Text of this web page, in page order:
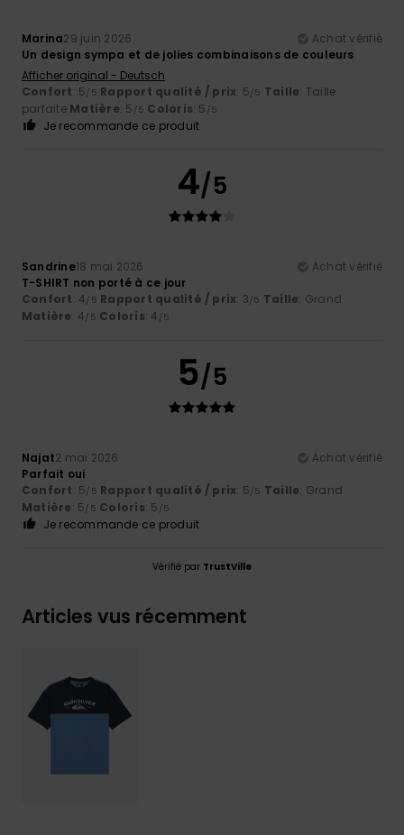
Marina29 juin 2026
Achat vérifié
Un design sympa et de jolies combinaisons de couleurs
Afficher original - Deutsch
Confort: 5/5 Rapport qualité / prix: 5/5 Taille: Taille
parfaite Matière: 5 /5 Coloris: 5 /5
Je recommande ce produit
4/5
Sandrine18 mai 2026
Achat vérifié
T-SHIRT non porté à ce jour
Confort: 4/5 Rapport qualité / prix: 3/5 Taille: Grand
Matière: 4/5 Coloris: 4 /5
5/5
Najat2 mai 2026
Achat vérifié
Parfait oui
Confort: 5/5 Rapport qualité / prix: 5/5 Taille: Grand
Matière: 5/5 Coloris: 5 /5
Je recommande ce produit
Vérifié par TrustVille
Articles vus récemment